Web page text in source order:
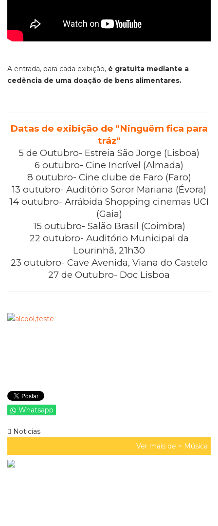
A entrada, para cada exibição, é gratuita mediante a
cedência de uma doação de bens alimentares.
Datas de exibição de "Ninguêm fica para
tráz"
5 de Outubro- Estreia São Jorge (Lisboa)
6 outubro- Cine Incrível (Almada)
8 outubro- Cine clube de Faro (Faro)
13 outubro- Auditório Soror Mariana (Évora)
14 outubro- Arrábida Shopping cinemas UCI
(Gaia)
15 outubro- Salão Brasil (Coimbra)
22 outubro- Auditório Municipal da
Lourinhã, 21h30
23 outubro- Cave Avenida, Viana do Castelo
27 de Outubro- Doc Lisboa
Whatsapp
Noticias
Ver mais de > Música